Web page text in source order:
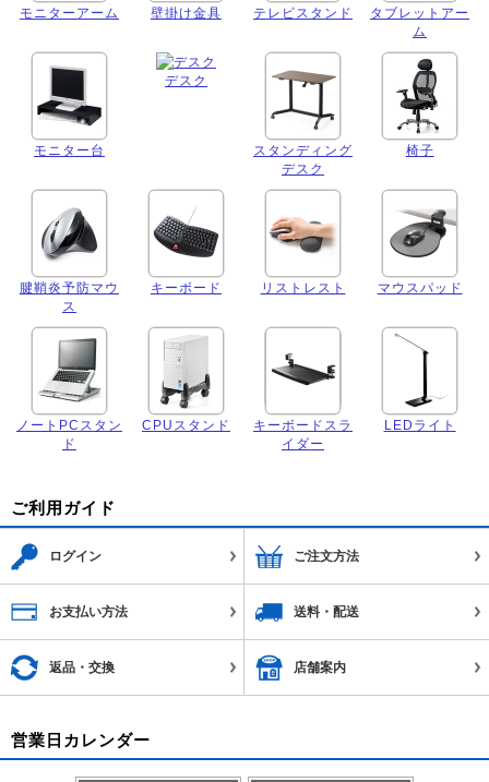
モニターアーム 壁掛け金具 テレビスタンド
タブレットアー
ム
モニター台
デスク
スタンディング
デスク
椅子
腱鞘炎予防マウ
ス
キーボード リストレスト マウスパッド
ノートPCスタン
ド
CPUスタンド
キーボードスラ
イダー
LEDライト
ご利用ガイド
ログイン ご注文方法
お支払い方法 送料・配送
返品・交換 店舗案内
営業日カレンダー